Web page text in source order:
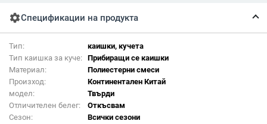
settingsСпецификации на продукта
Тип:
каишки, кучета
Тип каишка за куче:
Прибиращи се каишки
Материал:
Полиестерни смеси
Произход:
Континентален Китай
модел:
Твърди
Отличителен белег:
Откъсвам
Сезон:
Всички сезони